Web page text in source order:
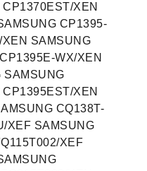
XEN
CP1395-
SAMSUNG
WX/XEN
SAMSUNG
XEN
CQ138T-
XEF SAMSUNG
XEF